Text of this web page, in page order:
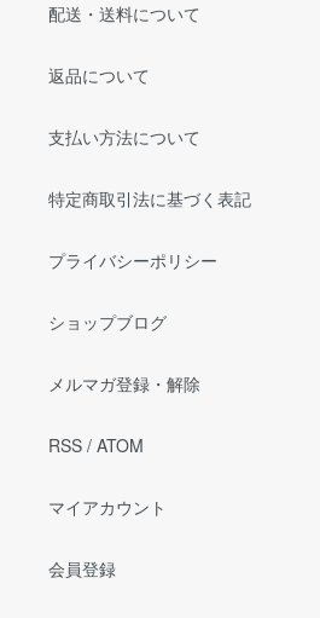
配送・送料について
返品について
支払い方法について
特定商取引法に基づく表記
プライバシーポリシー
ショップブログ
メルマガ登録・解除
RSS / ATOM
マイアカウント
会員登録